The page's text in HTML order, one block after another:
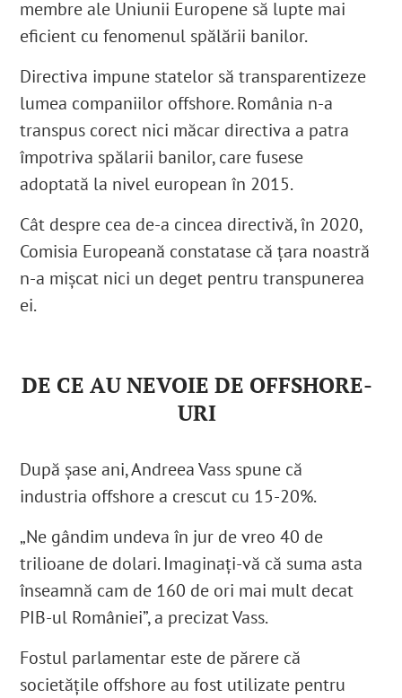
membre ale Uniunii Europene să lupte mai
eficient cu fenomenul spălării banilor.
Directiva impune statelor să transparentizeze
lumea companiilor offshore. România n-a
transpus corect nici măcar directiva a patra
împotriva spălarii banilor, care fusese
adoptată la nivel european în 2015.
Cât despre cea de-a cincea directivă, în 2020,
Comisia Europeană constatase că țara noastră
n-a mișcat nici un deget pentru transpunerea
ei.
DE CE AU NEVOIE DE OFFSHORE-
URI
După șase ani, Andreea Vass spune că
industria offshore a crescut cu 15-20%.
„Ne gândim undeva în jur de vreo 40 de
trilioane de dolari. Imaginați-vă că suma asta
înseamnă cam de 160 de ori mai mult decat
PIB-ul României”, a precizat Vass.
Fostul parlamentar este de părere că
societățile offshore au fost utilizate pentru